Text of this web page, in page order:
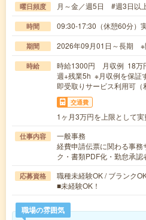
曜日頻度 月～金／週5日 #週3日以
時間 09:30-17:30（休憩60分）
期間 2026年09月01日～長期
時給
時給1300円 月収例 18万
週+残業5h ※月収例を保証
即受取りサービス利用可（
交通費
1ヶ月3万円を上限として
仕事内容
一般事務
経費申請伝票に関わる事
ク・書類PDF化・勤怠承
応募資格
職種未経験OK / ブランク
■未経験OK！
職場の雰囲気